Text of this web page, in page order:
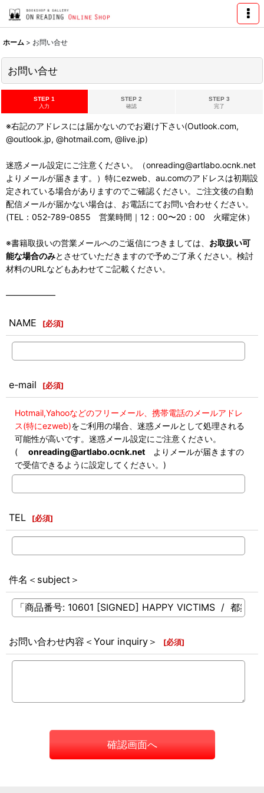
ホーム > お問い合せ
お問い合せ
STEP 1
入力
STEP 2
確認
STEP 3
完了
※右記のアドレスには届かないのでお避け下さい(Outlook.com,
@outlook.jp, @hotmail.com, @live.jp)
迷惑メール設定にご注意ください。（onreading@artlabo.ocnk.net
よりメールが届きます。）特にezweb、au.comのアドレスは初期設
定されている場合がありますのでご確認ください。ご注文後の自動
配信メールが届かない場合は、お電話にてお問い合わせください。
(TEL：052-789-0855 営業時間｜12：00〜20：00 火曜定休）
※書籍取扱いの営業メールへのご返信につきましては、 お取扱い可
能な場合のみとさせていただきますので予めご了承ください。検討
材料のURLなどもあわせてご記載ください。
――――――
NAME [必須]
e-mail [必須]
Hotmail,Yahooなどのフリーメール、携帯電話のメールアドレ
ス(特にezweb)をご利用の場合、迷惑メールとして処理される
可能性が高いです。迷惑メール設定にご注意ください。
( onreading@artlabo.ocnk.net よりメールが届きますの
で受信できるように設定してください。)
TEL [必須]
件名＜subject＞
お問い合わせ内容＜Your inquiry＞ [必須]
確認画面へ